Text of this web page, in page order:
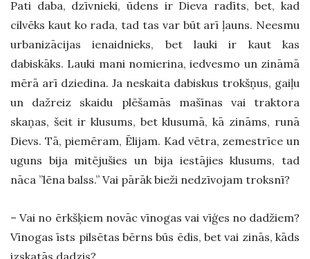
Pati daba, dzīvnieki, ūdens ir Dieva radīts, bet, kad
cilvēks kaut ko rada, tad tas var būt arī ļauns. Neesmu
urbanizācijas ienaidnieks, bet lauki ir kaut kas
dabiskāks. Lauki mani nomierina, iedvesmo un zināmā
mērā arī dziedina. Ja neskaita dabiskus trokšņus, gaiļu
un dažreiz skaidu plēšamās mašīnas vai traktora
skaņas, šeit ir klusums, bet klusumā, kā zināms, runā
Dievs. Tā, piemēram, Ēlijam. Kad vētra, zemestrīce un
uguns bija mitējušies un bija iestājies klusums, tad
nāca ”lēna balss.” Vai pārāk bieži nedzīvojam troksnī?
– Vai no ērkšķiem novāc vīnogas vai vīģes no dadžiem?
Vīnogas īsts pilsētas bērns būs ēdis, bet vai zinās, kāds
izskatās dadzis?